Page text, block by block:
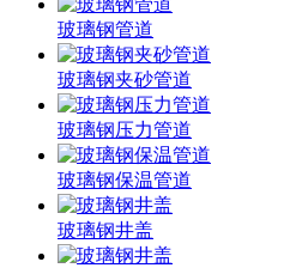
玻璃钢管道
玻璃钢夹砂管道
玻璃钢压力管道
玻璃钢保温管道
玻璃钢井盖